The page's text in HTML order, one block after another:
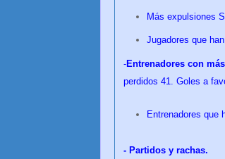
Más expulsiones
Jugadores que
-Entrenadores con
perdidos 41. Goles a
Entrenadores que
- Partidos y rachas.